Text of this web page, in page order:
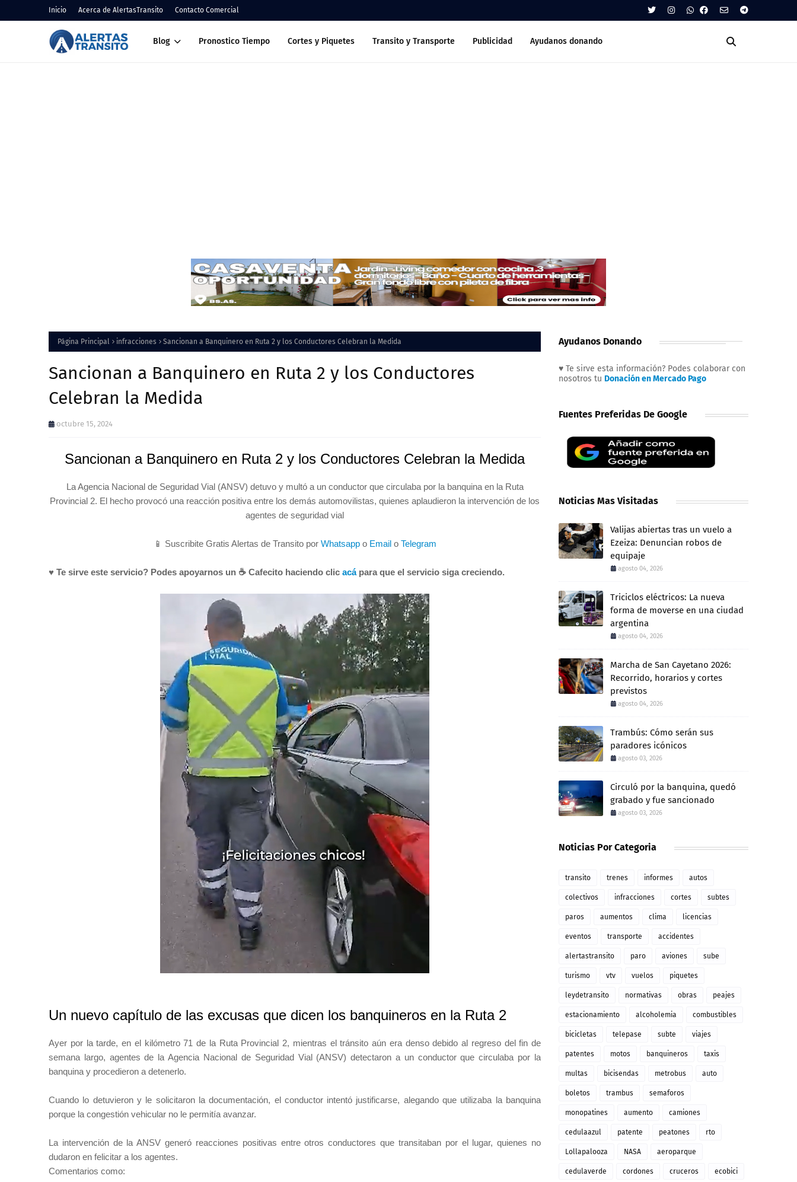
Inicio Acerca de AlertasTransito Contacto Comercial
Blog Pronostico Tiempo Cortes y Piquetes Transito y Transporte Publicidad Ayudanos donando
Página Principal infracciones Sancionan a Banquinero en Ruta 2 y los Conductores Celebran la Medida
Sancionan a Banquinero en Ruta 2 y los Conductores
Celebran la Medida
octubre 15, 2024
Sancionan a Banquinero en Ruta 2 y los Conductores Celebran la Medida
La Agencia Nacional de Seguridad Vial (ANSV) detuvo y multó a un conductor que circulaba por la banquina en la Ruta
Provincial 2. El hecho provocó una reacción positiva entre los demás automovilistas, quienes aplaudieron la intervención de los
agentes de seguridad vial
📱 Suscribite Gratis Alertas de Transito por Whatsappo Emailo Telegram
♥ Te sirve este servicio? Podes apoyarnos un ☕ Cafecito haciendo clic acápara que el servicio siga creciendo.
Un nuevo capítulo de las excusas que dicen los banquineros en la Ruta 2
Ayer por la tarde, en el kilómetro 71 de la Ruta Provincial 2, mientras el tránsito aún era denso debido al regreso del fin de
semana largo, agentes de la Agencia Nacional de Seguridad Vial (ANSV) detectaron a un conductor que circulaba por la
banquina y procedieron a detenerlo.
Cuando lo detuvieron y le solicitaron la documentación, el conductor intentó justificarse, alegando que utilizaba la banquina
porque la congestión vehicular no le permitía avanzar.
La intervención de la ANSV generó reacciones positivas entre otros conductores que transitaban por el lugar, quienes no
dudaron en felicitar a los agentes.
Comentarios como:
Ayudanos Donando
♥ Te sirve esta información? Podes colaborar con
nosotros tu Donación en Mercado Pago
Fuentes Preferidas De Google
Noticias Mas Visitadas
Valijas abiertas tras un vuelo a
Ezeiza: Denuncian robos de
equipaje
agosto 04, 2026
Triciclos eléctricos: La nueva
forma de moverse en una ciudad
argentina
agosto 04, 2026
Marcha de San Cayetano 2026:
Recorrido, horarios y cortes
previstos
agosto 04, 2026
Trambús: Cómo serán sus
paradores icónicos
agosto 03, 2026
Circuló por la banquina, quedó
grabado y fue sancionado
agosto 03, 2026
Noticias Por Categoria
transito trenes informes autos
colectivos infracciones cortes subtes
paros aumentos clima licencias
eventos transporte accidentes
alertastransito paro aviones sube
turismo vtv vuelos piquetes
leydetransito normativas obras peajes
estacionamiento alcoholemia combustibles
bicicletas telepase subte viajes
patentes motos banquineros taxis
multas bicisendas metrobus auto
boletos trambus semaforos
monopatines aumento camiones
cedulaazul patente peatones rto
Lollapalooza NASA aeroparque
cedulaverde cordones cruceros ecobici